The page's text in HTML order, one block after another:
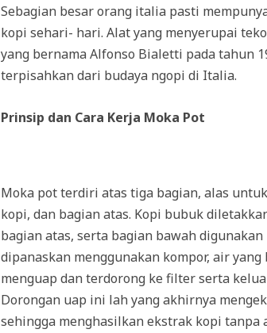
Sebagian besar orang italia pasti
kopi sehari- hari. Alat yang menyerupai
yang bernama Alfonso Bialetti pada tahun
terpisahkan dari budaya ngopi di Italia.
Prinsip dan Cara Kerja Moka Pot
Moka pot terdiri atas tiga bagian, alas
kopi, dan bagian atas. Kopi bubuk
bagian atas, serta bagian bawah
dipanaskan menggunakan kompor, air
menguap dan terdorong ke filter serta
Dorongan uap ini lah yang akhirnya
sehingga menghasilkan ekstrak kopi tanpa